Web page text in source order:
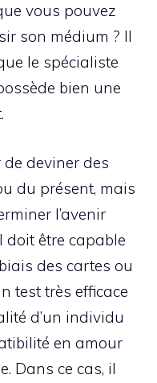
vous pouvez
son médium ? Il
le spécialiste
bien une
deviner des
du présent, mais
l’avenir
doit être capable
des cartes ou
test très efficace
d’un individu
en amour
Dans ce cas, il